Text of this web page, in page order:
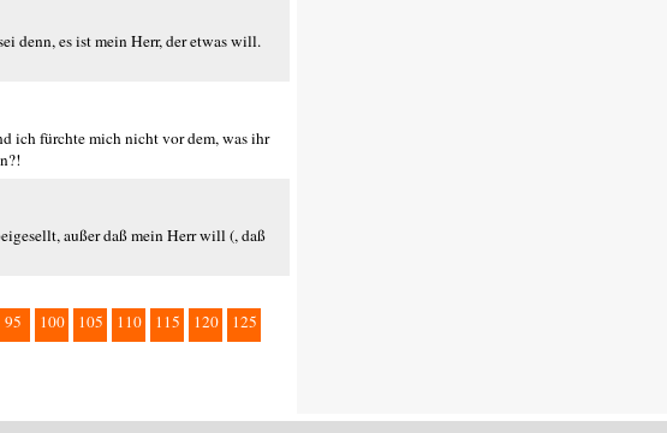
denn, es ist mein Herr, der etwas will.
ich fürchte mich nicht vor dem, was ihr
außer daß mein Herr will (, daß
95 100 105 110 115 120
125